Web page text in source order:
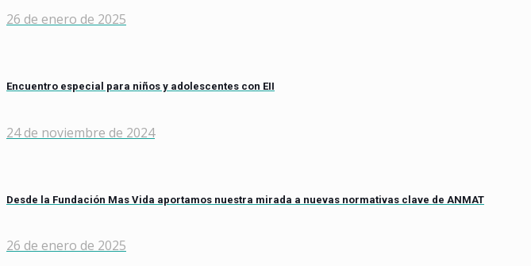
26 de enero de 2025
Encuentro especial para niños y adolescentes con EII
24 de noviembre de 2024
Desde la Fundación Mas Vida aportamos nuestra mirada a nuevas normativas clave de ANMAT
26 de enero de 2025